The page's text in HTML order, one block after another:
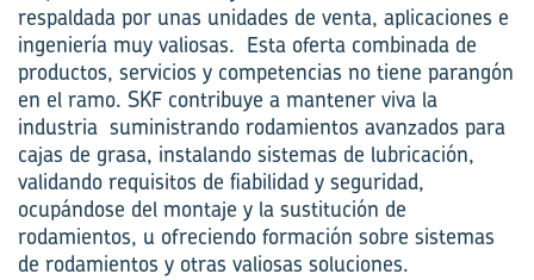
respaldada por unas unidades de venta, aplicaciones e
ingeniería muy valiosas. Esta oferta combinada de
productos, servicios y competencias no tiene parangón
en el ramo. SKF contribuye a mantener viva la
industria suministrando rodamientos avanzados para
cajas de grasa, instalando sistemas de lubricación,
validando requisitos de fiabilidad y seguridad,
ocupándose del montaje y la sustitución de
rodamientos, u ofreciendo formación sobre sistemas
de rodamientos y otras valiosas soluciones.